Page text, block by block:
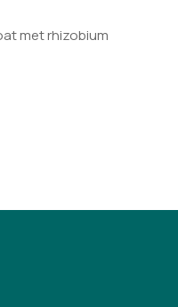
met rhizobium